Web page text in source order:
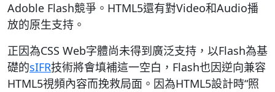
Adoble Flash競爭。HTML5還有對Video和Audio播
放的原生支持。
正因為CSS Web字體尚未得到廣泛支持，以Flash為基
礎的sIFR技術將會填補這一空白，Flash也因逆向兼容
HTML5視頻內容而挽救局面。因為HTML5設計時“照